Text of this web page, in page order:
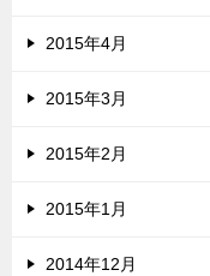
2015年4月
2015年3月
2015年2月
2015年1月
2014年12月